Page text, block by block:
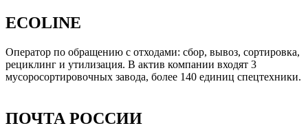
ECOLINE
Оператор по обращению с отходами: сбор, вывоз, сортировка,
рециклинг и утилизация. В актив компании входят 3
мусоросортировочных завода, более 140 единиц спецтехники.
ПОЧТА РОССИИ